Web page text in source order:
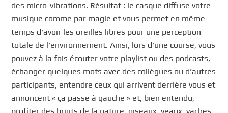
des micro-vibrations. Résultat : le casque diffuse votre
musique comme par magie et vous permet en même
temps d’avoir les oreilles libres pour une perception
totale de l’environnement. Ainsi, lors d’une course, vous
pouvez à la fois écouter votre playlist ou des podcasts,
échanger quelques mots avec des collègues ou d’autres
participants, entendre ceux qui arrivent derrière vous et
annoncent « ça passe à gauche » et, bien entendu,